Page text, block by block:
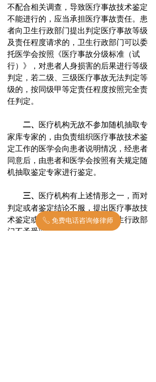
ꂅ 免费电话咨询修律师
不配合相关调查，导致医疗事故技术鉴定
不能进行的，应当承担医疗事故责任。患
者向卫生行政部门提出判定医疗事故等级
及责任程度请求的，卫生行政部门可以委
托医学会按照《医疗事故分级标准（试
行） 》，对患者人身损害的后果进行等级
判定，若二级、三级医疗事故无法判定等
级的，按同级甲等定责任程度按照完全责
任判定。
二、
医疗机构无故不参加随机抽取专
家库专家的，由负责组织医疗事故技术鉴
定工作的医学会向患者说明情况，经患者
同意后，由患者和医学会按照有关规定随
机抽取鉴定专家进行鉴定。
三、
医疗机构有上述情形之一，而对
判定或者鉴定结论不服，提出医疗事故技
术鉴定或者再次鉴定申请的，卫生行政部
门不予受理。